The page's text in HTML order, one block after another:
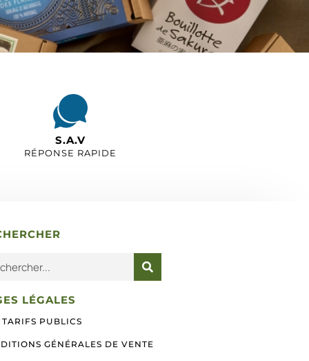
S.A.V
RÉPONSE RAPIDE
LÉGALES
TARIFS PUBLICS
GÉNÉRALES DE VENTE